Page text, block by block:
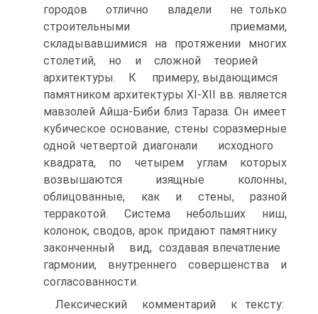
городов отлично владели не только
строительными приемами,
складывавшимися на протяжении многих
столетий, но и сложной теорией
архитектуры. К примеру, выдающимся
памятником архитектуры XI-XII вв. является
мавзолей Айша-Биби близ Тараза. Он имеет
кубическое основание, стены соразмерные
одной четвертой диагонали исходного
квадрата, по четырем углам которых
возвышаются изящные колонны,
облицованные, как и стены, разной
терракотой. Система небольших ниш,
колонок, сводов, арок придают памятнику
законченный вид, создавая впечатление
гармонии, внутреннего совершенства и
согласованности.
Лексический комментарий к тексту: